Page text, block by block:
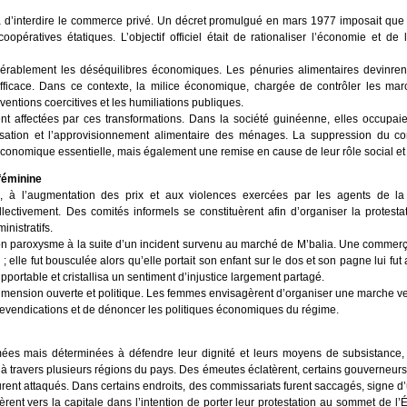
le commerce privé. Un décret promulgué en mars 1977 imposait
étatiques. L’objectif officiel était de rationaliser l’économie et
les déséquilibres économiques. Les pénuries alimentaires
Dans ce contexte, la milice économique, chargée de contrôler les
coercitives et les humiliations publiques.
affectées par ces transformations. Dans la société guinéenne, elles
et l’approvisionnement alimentaire des ménages. La suppression du
essentielle, mais également une remise en cause de leur rôle social
à l’augmentation des prix et aux violences exercées par les agents de
Des comités informels se constituèrent afin d’organiser la
paroxysme à la suite d’un incident survenu au marché de M’balia. Une
elle fut bousculée alors qu’elle portait son enfant sur le dos et son pagne lui fut
et cristallisa un sentiment d’injustice largement partagé.
ouverte et politique. Les femmes envisagèrent d’organiser une marche
et de dénoncer les politiques économiques du régime.
mais déterminées à défendre leur dignité et leurs moyens de
travers plusieurs régions du pays. Des émeutes éclatèrent, certains
attaqués. Dans certains endroits, des commissariats furent saccagés, signe
vers la capitale dans l’intention de porter leur protestation au sommet de